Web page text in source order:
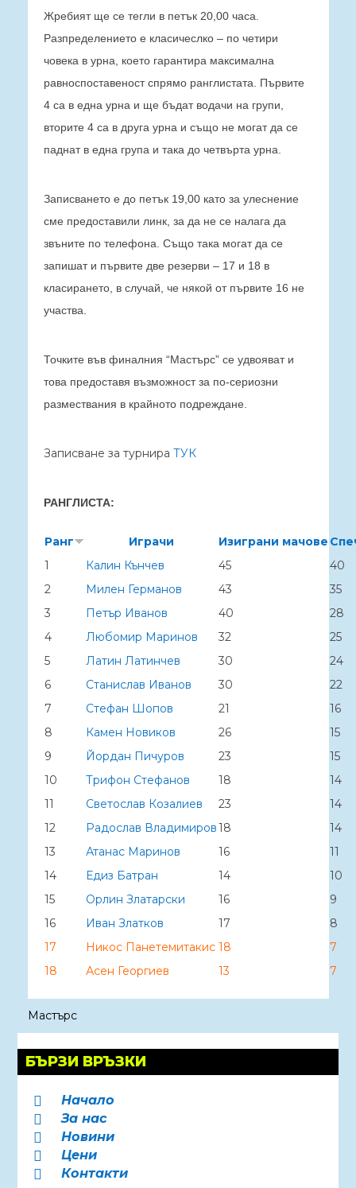
Жребият ще се тегли в петък 20,00 часа.
Разпределението е класичеслко – по четири
човека в урна, което гарантира максимална
равноспоставеност спрямо ранглистата. Първите
4 са в една урна и ще бъдат водачи на групи,
вторите 4 са в друга урна и също не могат да се
паднат в една група и така до четвърта урна.
Записването е до петък 19,00 като за улеснение
сме предоставили линк, за да не се налага да
звъните по телефона. Също така могат да се
запишат и първите две резерви – 17 и 18 в
класирането, в случай, че някой от първите 16 не
участва.
Точките във финалния “Мастърс” се удвояват и
това предоставя възможност за по-сериозни
размествания в крайното подреждане.
Записване за турнира ТУК
РАНГЛИСТА:
Ранг Играчи Изиграни мачове
1
Калин Кънчев 45
40
2
Милен Германов 43
35
3
Петър Иванов 40
28
4
Любомир Маринов 32
25
5
Латин Латинчев 30
24
6
Станислав Иванов 30
22
7
Стефан Шопов 21
16
8
Камен Новиков 26
15
9
Йордан Пичуров 23
15
10
Трифон Стефанов 18
14
11
Светослав Козалиев 23
14
12
Радослав Владимиров18
14
13
Атанас Маринов 16
11
14
Едиз Батран 14
10
15
Орлин Златарски 16
9
16
Иван Златков 17
8
17
Никос Панетемитакис 18
7
18
Асен Георгиев 13 7
Мастърс
БЪРЗИ ВРЪЗКИ
 Начало
 За нас
 Новини
 Цени
 Контакти